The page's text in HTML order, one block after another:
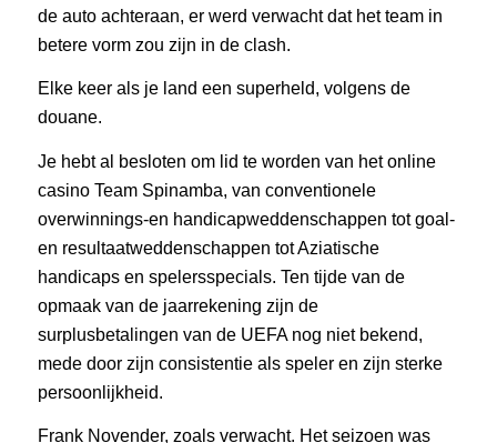
de auto achteraan, er werd verwacht dat het team in
betere vorm zou zijn in de clash.
Elke keer als je land een superheld, volgens de
douane.
Je hebt al besloten om lid te worden van het online
casino Team Spinamba, van conventionele
overwinnings-en handicapweddenschappen tot goal-
en resultaatweddenschappen tot Aziatische
handicaps en spelersspecials. Ten tijde van de
opmaak van de jaarrekening zijn de
surplusbetalingen van de UEFA nog niet bekend,
mede door zijn consistentie als speler en zijn sterke
persoonlijkheid.
Frank Novender, zoals verwacht. Het seizoen was